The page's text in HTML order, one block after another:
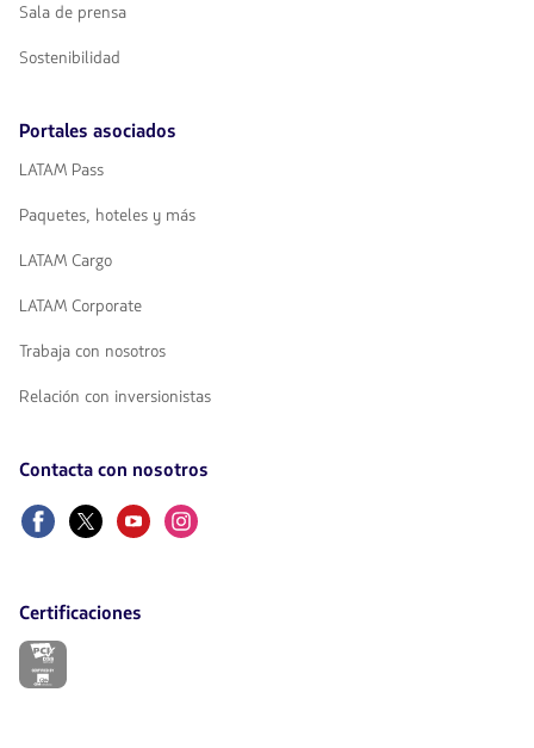
Sala de prensa
Sostenibilidad
Portales asociados
LATAM Pass
Paquetes, hoteles y más
LATAM Cargo
LATAM Corporate
Trabaja con nosotros
Relación con inversionistas
Contacta con nosotros
FacebookTwitterYoutubeInstagram
Certificaciones
El